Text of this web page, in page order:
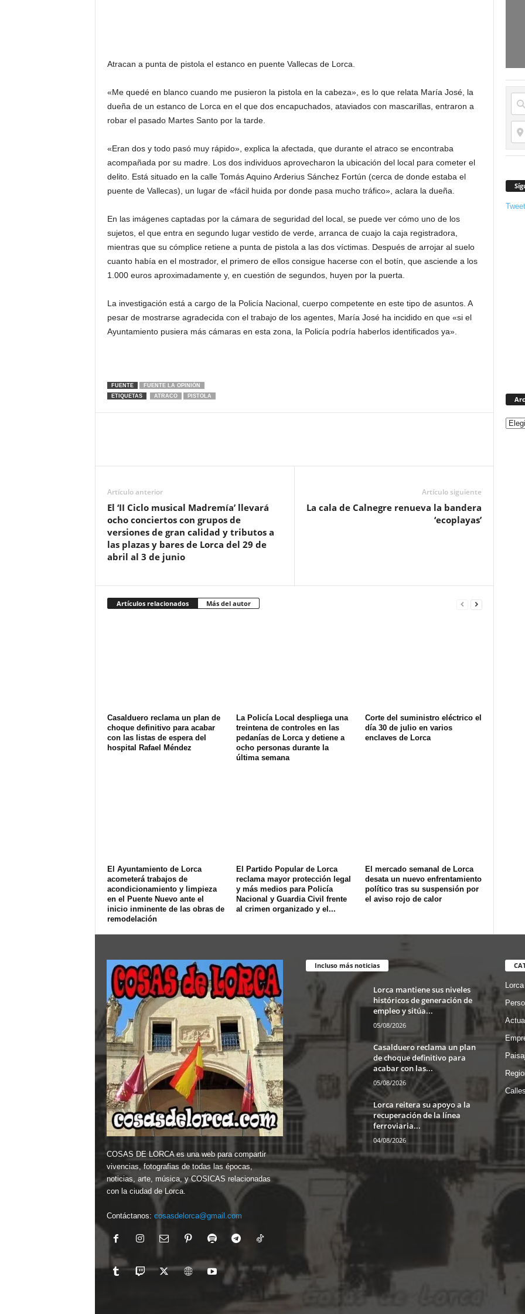
Atracan a punta de pistola el estanco en puente Vallecas de Lorca.
«Me quedé en blanco cuando me pusieron la pistola en la cabeza», es lo que relata María José, la
dueña de un estanco de Lorca en el que dos encapuchados, ataviados con mascarillas, entraron a
robar el pasado Martes Santo por la tarde.
«Eran dos y todo pasó muy rápido», explica la afectada, que durante el atraco se encontraba
acompañada por su madre. Los dos individuos aprovecharon la ubicación del local para cometer el
delito. Está situado en la calle Tomás Aquino Arderius Sánchez Fortún (cerca de donde estaba el
puente de Vallecas), un lugar de «fácil huida por donde pasa mucho tráfico», aclara la dueña.
En las imágenes captadas por la cámara de seguridad del local, se puede ver cómo uno de los
sujetos, el que entra en segundo lugar vestido de verde, arranca de cuajo la caja registradora,
mientras que su cómplice retiene a punta de pistola a las dos víctimas. Después de arrojar al suelo
cuanto había en el mostrador, el primero de ellos consigue hacerse con el botín, que asciende a los
1.000 euros aproximadamente y, en cuestión de segundos, huyen por la puerta.
La investigación está a cargo de la Policía Nacional, cuerpo competente en este tipo de asuntos. A
pesar de mostrarse agradecida con el trabajo de los agentes, María José ha incidido en que «si el
Ayuntamiento pusiera más cámaras en esta zona, la Policía podría haberlos identificados ya».
FUENTE
FUENTE LA OPINIÓN
ETIQUETAS
ATRACO PISTOLA
Artículo anterior
El ‘II Ciclo musical Madremía’ llevará
ocho conciertos con grupos de
versiones de gran calidad y tributos a
las plazas y bares de Lorca del 29 de
abril al 3 de junio
Artículo siguiente
La cala de Calnegre renueva la bandera
‘ecoplayas’
Artículos relacionados Más del autor
Casalduero reclama un plan de
choque definitivo para acabar
con las listas de espera del
hospital Rafael Méndez
La Policía Local despliega una
treintena de controles en las
pedanías de Lorca y detiene a
ocho personas durante la
última semana
Corte del suministro eléctrico el
día 30 de julio en varios
enclaves de Lorca
El Ayuntamiento de Lorca
acometerá trabajos de
acondicionamiento y limpieza
en el Puente Nuevo ante el
inicio inminente de las obras de
remodelación
El Partido Popular de Lorca
reclama mayor protección legal
y más medios para Policía
Nacional y Guardia Civil frente
al crimen organizado y el...
El mercado semanal de Lorca
desata un nuevo enfrentamiento
político tras su suspensión por
el aviso rojo de calor
COSAS DE LORCA es una web para compartir
vivencias, fotografias de todas las épocas,
noticias, arte, música, y COSICAS relacionadas
con la ciudad de Lorca.
Contáctanos: cosasdelorca@gmail.com
Incluso más noticias
Lorca mantiene sus niveles
históricos de generación de
empleo y sitúa...
05/08/2026
Casalduero reclama un plan
de choque definitivo para
acabar con las...
05/08/2026
Lorca reitera su apoyo a la
recuperación de la línea
ferroviaria...
04/08/2026
Lorca